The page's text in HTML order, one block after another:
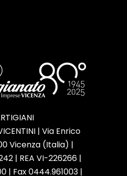
| Via Enrico
Vicenza (Italia) |
| REA VI-226266 |
| Fax 0444.961003 |